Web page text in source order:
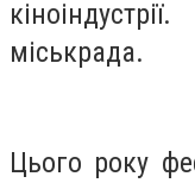
міськрада.
Цього року